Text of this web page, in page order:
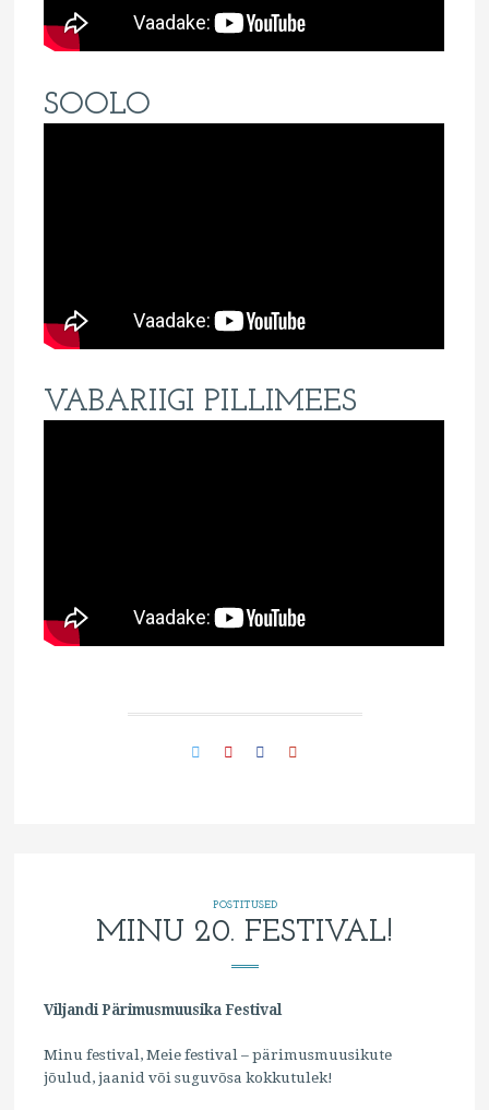
SOOLO
VABARIIGI PILLIMEES
POSTITUSED
MINU 20. FESTIVAL!
Viljandi Pärimusmuusika Festival
Minu festival, Meie festival – pärimusmuusikute
jõulud, jaanid või suguvõsa kokkutulek!